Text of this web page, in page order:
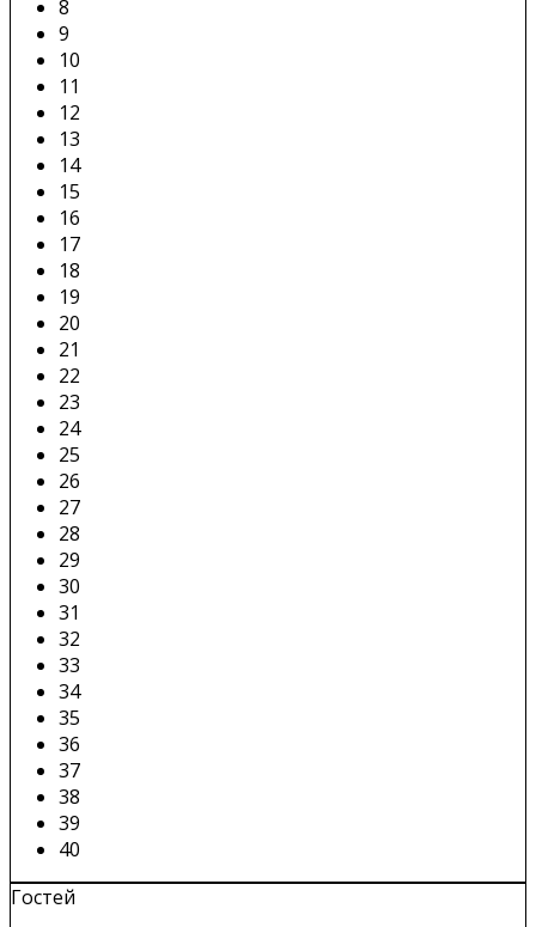
8
9
10
11
12
13
14
15
16
17
18
19
20
21
22
23
24
25
26
27
28
29
30
31
32
33
34
35
36
37
38
39
40
Гостей